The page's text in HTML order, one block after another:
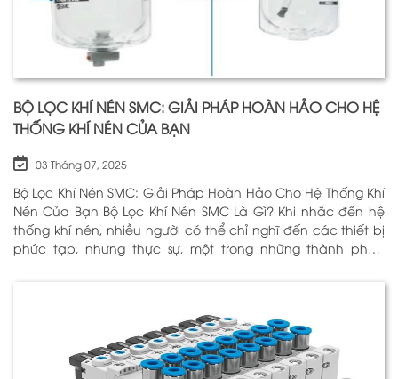
BỘ LỌC KHÍ NÉN SMC: GIẢI PHÁP HOÀN HẢO CHO HỆ
THỐNG KHÍ NÉN CỦA BẠN
03 Tháng 07, 2025
Bộ Lọc Khí Nén SMC: Giải Pháp Hoàn Hảo Cho Hệ Thống Khí
Nén Của Bạn Bộ Lọc Khí Nén SMC Là Gì? Khi nhắc đến hệ
thống khí nén, nhiều người có thể chỉ nghĩ đến các thiết bị
phức tạp, nhưng thực sự, một trong những thành phần